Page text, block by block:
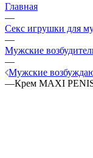
Главная
—
Секс игрушки для
—
Мужские
—
Мужские
—Крем MAXI